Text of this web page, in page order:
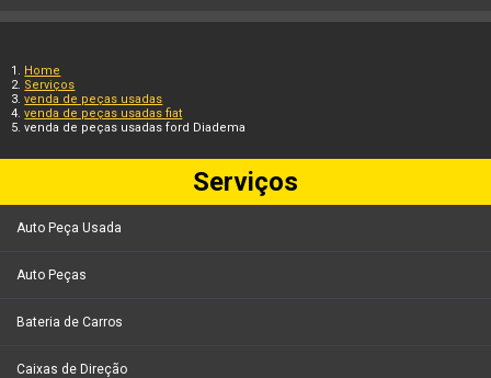
Home
Serviços
venda de peças usadas
venda de peças usadas fiat
venda de peças usadas ford Diadema
Serviços
Auto Peça Usada
Auto Peças
Bateria de Carros
Caixas de Direção